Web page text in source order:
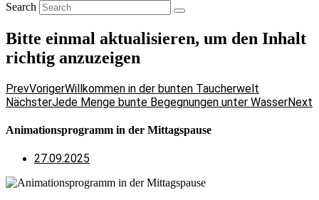
Search
Bitte einmal aktualisieren, um den Inhalt
richtig anzuzeigen
PrevVorigerWillkommen in der bunten Taucherwelt
NächsterJede Menge bunte Begegnungen unter WasserNext
Animationsprogramm in der Mittagspause
27.09.2025